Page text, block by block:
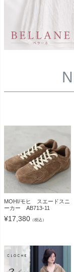
MOHI/モヒ スエードスニ
ーカー AB713-11
¥17,380 （税込）